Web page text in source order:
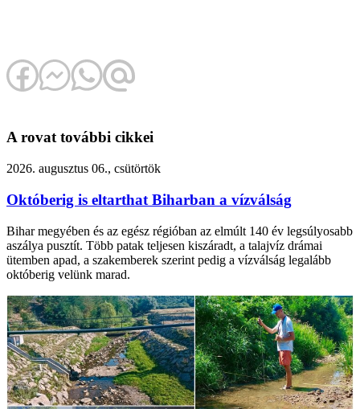
A rovat további cikkei
2026. augusztus 06., csütörtök
Októberig is eltarthat Biharban a vízválság
Bihar megyében és az egész régióban az elmúlt 140 év legsúlyosabb
aszálya pusztít. Több patak teljesen kiszáradt, a talajvíz drámai
ütemben apad, a szakemberek szerint pedig a vízválság legalább
októberig velünk marad.